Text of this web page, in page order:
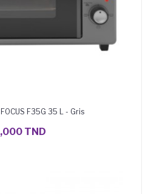
F35G 35 L - Gris
TND